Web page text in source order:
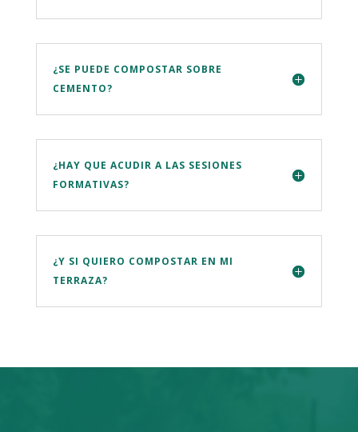
¿SE PUEDE COMPOSTAR SOBRE
CEMENTO?
¿HAY QUE ACUDIR A LAS SESIONES
FORMATIVAS?
¿Y SI QUIERO COMPOSTAR EN MI
TERRAZA?